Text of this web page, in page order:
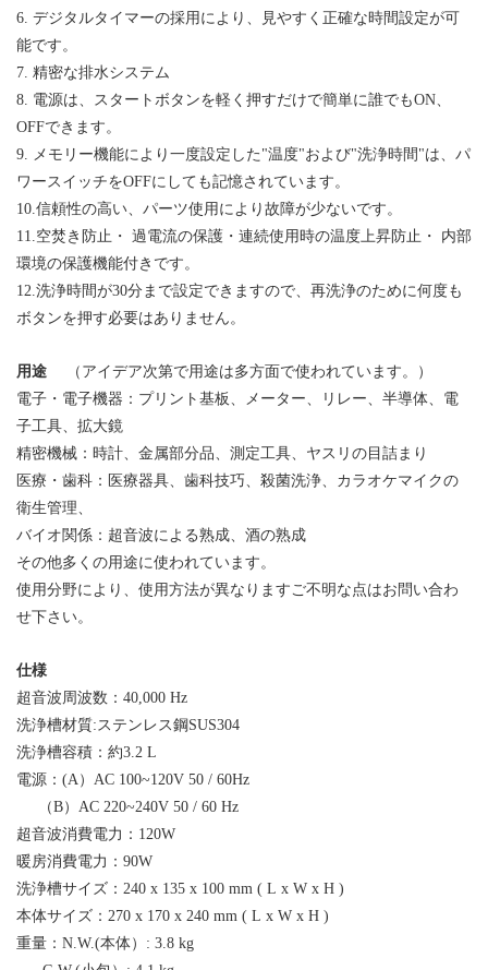
6. デジタルタイマーの採用により、見やすく正確な時間設定が可
能です。
7. 精密な排水システム
8. 電源は
スタートボタンを軽く押すだけで簡単に誰でもON、
OFFできます。
9. メモリー機能により一度設定した"温度"および"洗浄時間"は、パ
ワースイッチをOFFにしても記憶されています。
10.信頼性の高い、パーツ使用により故障が少ないです。
11. 空焚き防止・ 過電流の保護・連続使用時の温度上昇防止・ 内部
環境の保護機能付きです。
12. 洗浄時間が30分まで設定できますので、再洗浄のために何度も
ボタンを押す必要はありません。
用途
（アイデア次第で用途は多方面で使われています。）
電子・電子機器：プリント基板、メーター、リレー、半導体、電
子工具、拡大鏡
精密機械：時計、金属部分品、測定工具、ヤスリの目詰まり
医療・歯科：医療器具、歯科技巧、殺菌洗浄、カラオケマイクの
衛生管理、
バイオ関係：超音波による熟成、酒の熟成
その他多くの用途に使われています。
使用分野により、使用方法が異なりますご不明な点はお問い合わ
せ下さい。
仕様
超音波周波数： 40,000 Hz
洗浄槽材質:ステンレス鋼SUS304
洗浄槽容積：約3.2 L
電源：(A）AC 100~120V 50 / 60Hz
（B）AC 220~240V 50 / 60 Hz
超音波消費電力： 120W
暖房消費電力：90W
洗浄槽サイズ： 240 x 135 x 100 mm ( L x W x H )
本体サイズ： 270 x 170 x 240 mm ( L x W x H )
重量：N.W. (本体） : 3.8 kg